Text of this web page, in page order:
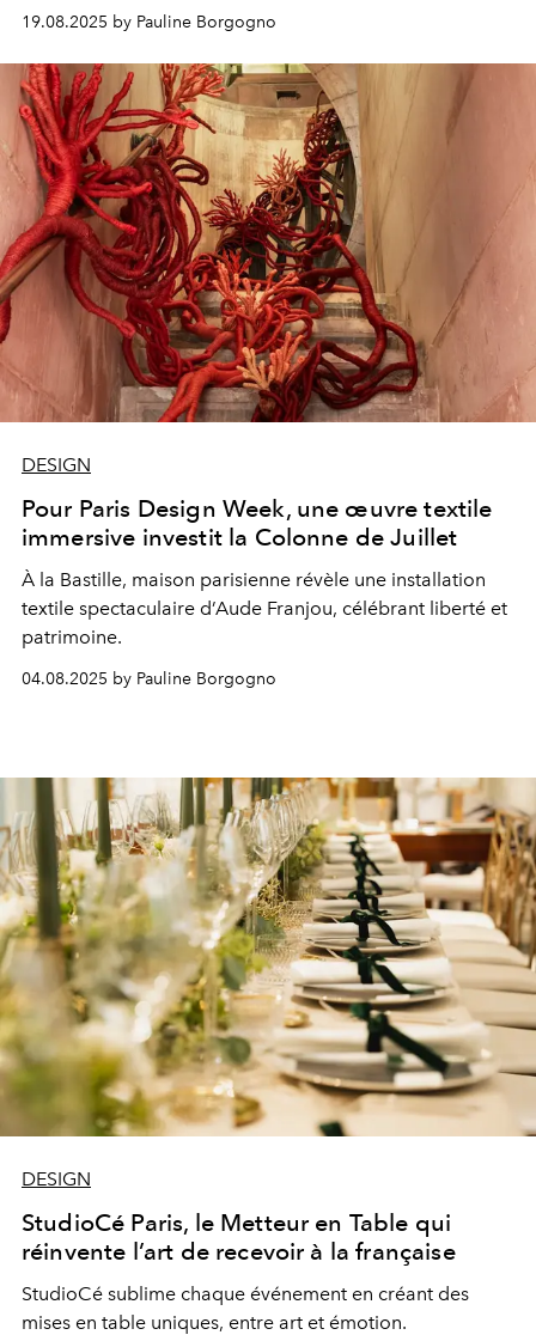
19.08.2025 by Pauline Borgogno
DESIGN
Pour Paris Design Week, une œuvre textile
immersive investit la Colonne de Juillet
À la Bastille, maison parisienne révèle une installation
textile spectaculaire d’Aude Franjou, célébrant liberté et
patrimoine.
04.08.2025 by Pauline Borgogno
DESIGN
StudioCé Paris, le Metteur en Table qui
réinvente l’art de recevoir à la française
StudioCé sublime chaque événement en créant des
mises en table uniques, entre art et émotion.